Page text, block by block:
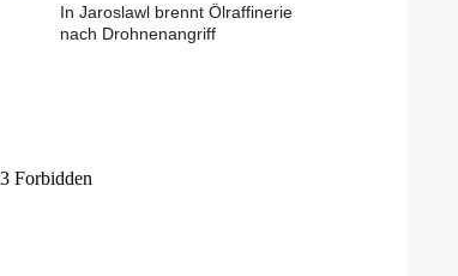
In Jaroslawl brennt Ölraffinerie
nach Drohnenangriff